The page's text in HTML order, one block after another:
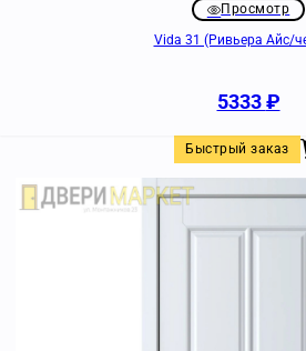
Просмотр
Vida 31 (Ривьера Айс/
5333₽
Быстрый заказ